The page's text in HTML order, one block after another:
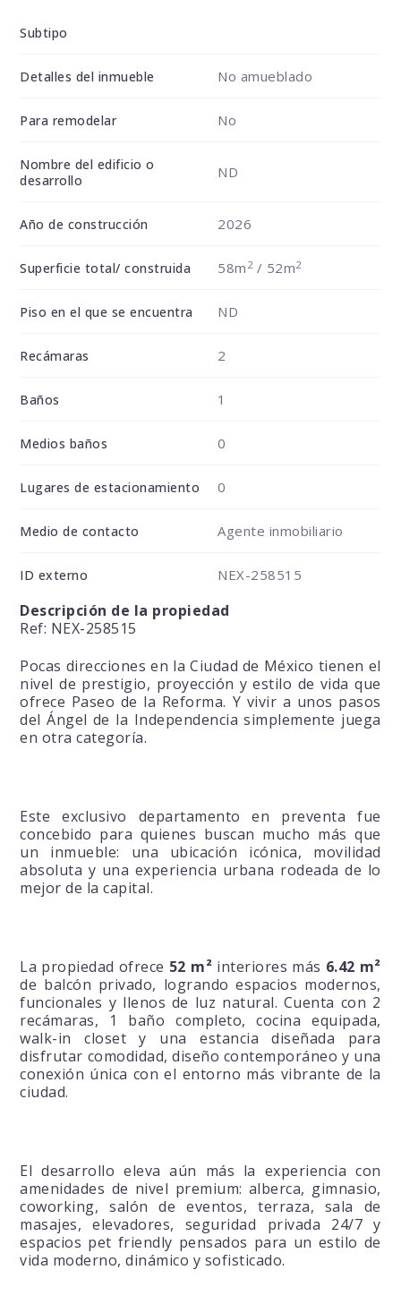
Subtipo
Detalles del inmueble No amueblado
Para remodelar No
Nombre del edificio o
desarrollo
ND
Año de construcción 2026
Superficie total/ construida 58m 2/ 52m2
Piso en el que se encuentra ND
Recámaras 2
Baños 1
Medios baños 0
Lugares de estacionamiento 0
Medio de contacto Agente inmobiliario
ID externo NEX-258515
Descripción de la propiedad
Ref: NEX-258515
Pocas direcciones en la Ciudad de México tienen el
nivel de prestigio, proyección y estilo de vida que
ofrece Paseo de la Reforma. Y vivir a unos pasos
del Ángel de la Independencia simplemente juega
en otra categoría.
Este exclusivo departamento en preventa fue
concebido para quienes buscan mucho más que
un inmueble: una ubicación icónica, movilidad
absoluta y una experiencia urbana rodeada de lo
mejor de la capital.
La propiedad ofrece 52 m² interiores más 6.42 m²
de balcón privado, logrando espacios modernos,
funcionales y llenos de luz natural. Cuenta con 2
recámaras, 1 baño completo, cocina equipada,
walk-in closet y una estancia diseñada para
disfrutar comodidad, diseño contemporáneo y una
conexión única con el entorno más vibrante de la
ciudad.
El desarrollo eleva aún más la experiencia con
amenidades de nivel premium: alberca, gimnasio,
coworking, salón de eventos, terraza, sala de
masajes, elevadores, seguridad privada 24/7 y
espacios pet friendly pensados para un estilo de
vida moderno, dinámico y sofisticado.